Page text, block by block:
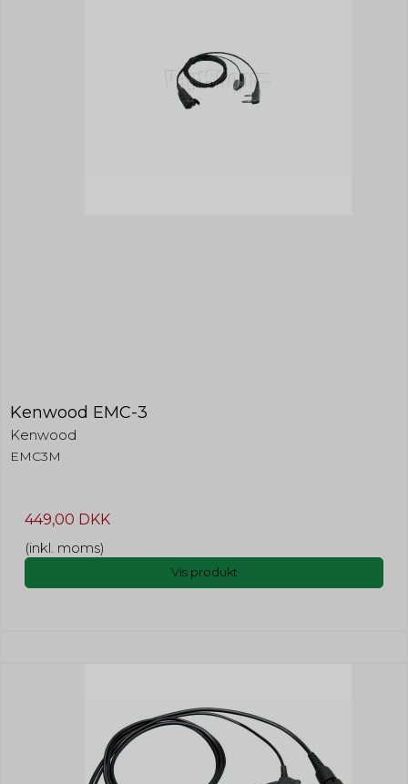
Kenwood EMC-3
Kenwood
EMC3M
449,00 DKK
(inkl. moms)
Vis produkt